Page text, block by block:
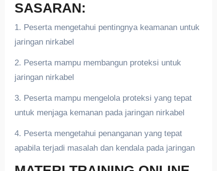
SASARAN:
1. Peserta mengetahui pentingnya keamanan untuk
jaringan nirkabel
2. Peserta mampu membangun proteksi untuk
jaringan nirkabel
3. Peserta mampu mengelola proteksi yang tepat
untuk menjaga kemanan pada jaringan nirkabel
4. Peserta mengetahui penanganan yang tepat
apabila terjadi masalah dan kendala pada jaringan